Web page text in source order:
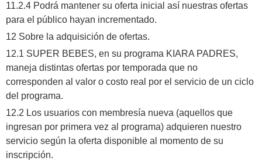
11.2.4 Podrá mantener su oferta inicial así nuestras ofertas
para el público hayan incrementado.
12 Sobre la adquisición de ofertas.
12.1 SUPER BEBES, en su programa KIARA PADRES,
maneja distintas ofertas por temporada que no
corresponden al valor o costo real por el servicio de un ciclo
del programa.
12.2 Los usuarios con membresía nueva (aquellos que
ingresan por primera vez al programa) adquieren nuestro
servicio según la oferta disponible al momento de su
inscripción.